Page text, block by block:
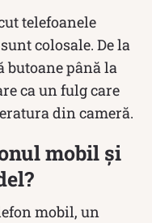
telefoanele
colosale. De la
butoane până la
ca un fulg care
din cameră.
mobil și
mobil, un